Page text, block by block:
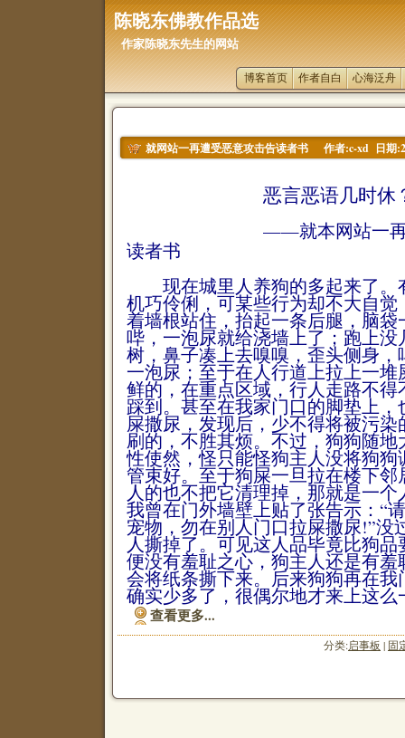
陈晓东佛教作品选
作家陈晓东先生的网站
博客首页 作者自白 心海泛舟
就网站一再遭受恶意攻击告读者书 作者:c-xd 日期
恶言恶语几时休
——就本网站一再
读者书
现在城里人养狗的多起来了。
机巧伶俐，可某些行为却不大自
着墙根站住，抬起一条后腿，脑
哔，一泡尿就给浇墙上了；跑上没
树，鼻子凑上去嗅嗅，歪头侧身
一泡尿；至于在人行道上拉上一
鲜的，在重点区域，行人走路不
踩到。甚至在我家门口的脚垫上
屎撒尿，发现后，少不得将被污
刷的，不胜其烦。不过，狗狗随
性使然，怪只能怪狗主人没将狗
管束好。至于狗屎一旦拉在楼下
人的也不把它清理掉，那就是一
我曾在门外墙壁上贴了张告示：“
宠物，勿在别人门口拉屎撒尿!”没
人撕掉了。可见这人品毕竟比狗
便没有羞耻之心，狗主人还是有
会将纸条撕下来。后来狗狗再在
确实少多了，很偶尔地才来上这么
查看更多...
分类:启事板 | 固